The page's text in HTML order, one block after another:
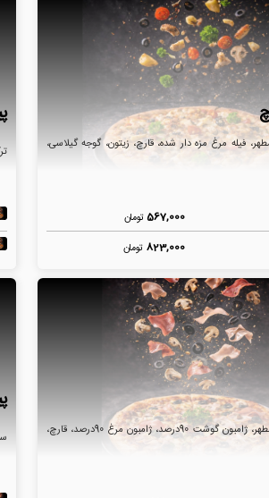
فیله مرغ مزه دار شده، قارچ، زیتون، گوجه گیلاسی،
567,000تومان
823,000 تومان
ترکیب 4
سس مارینارا، پنیر مطهر، ژامبون گوشت 90درصد، ژامبون مرغ 90درصد، قارچ،